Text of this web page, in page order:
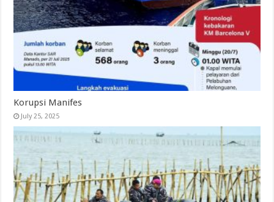
Korupsi Manifes
July 25, 2025